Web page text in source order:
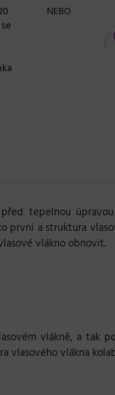
NEBO
tepelnou
první a struktura
vlákno obnovit.
vlákně, a tak
vlasového vlákna